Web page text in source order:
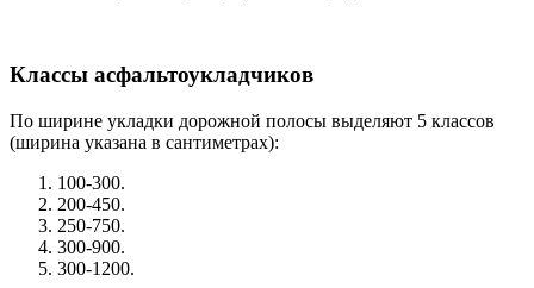
Классы асфальтоукладчиков
По ширине укладки дорожной полосы выделяют 5 классов
(ширина указана в сантиметрах):
100-300.
200-450.
250-750.
300-900.
300-1200.